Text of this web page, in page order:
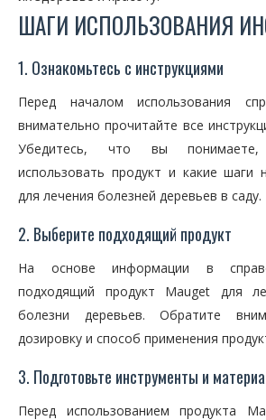
ШАГИ ИСПОЛЬЗОВАНИЯ
1. Ознакомьтесь с инструкциями
Перед началом использования
внимательно прочитайте все
Убедитесь, что вы
использовать продукт и какие шаги
для лечения болезней деревьев в саду.
2. Выберите подходящий продукт
На основе информации в
подходящий продукт Mauget для
болезни деревьев. Обратите
дозировку и способ применения
3. Подготовьте инструменты и
Перед использованием продукта